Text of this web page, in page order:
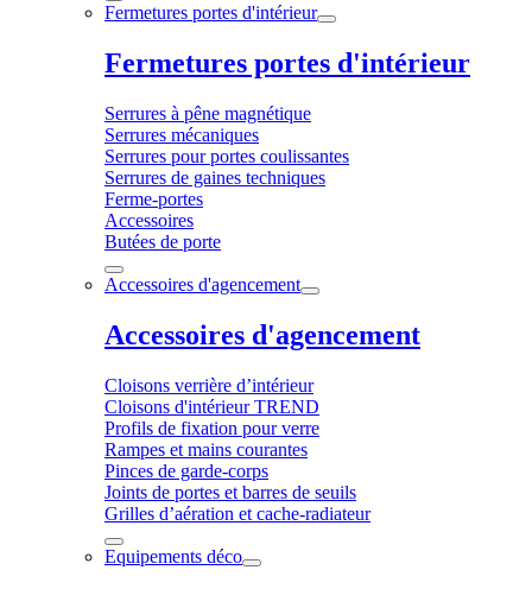
Fermetures portes d'intérieur
Fermetures portes d'intérieur
Serrures à pêne magnétique
Serrures mécaniques
Serrures pour portes coulissantes
Serrures de gaines techniques
Ferme-portes
Accessoires
Butées de porte
Accessoires d'agencement
Accessoires d'agencement
Cloisons verrière d’intérieur
Cloisons d'intérieur TREND
Profils de fixation pour verre
Rampes et mains courantes
Pinces de garde-corps
Joints de portes et barres de seuils
Grilles d’aération et cache-radiateur
Equipements déco